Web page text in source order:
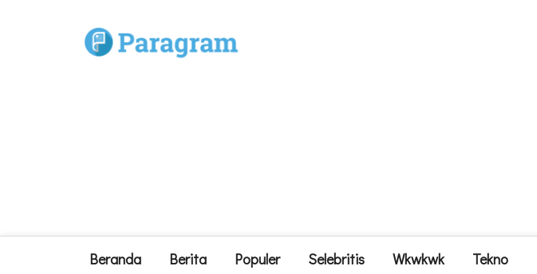
Beranda Berita Populer Selebritis Wkwkwk Tekno